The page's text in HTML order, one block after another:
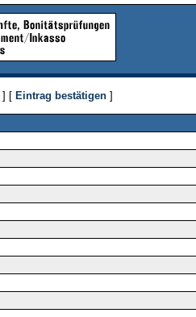
] [ Eintrag bestätigen ]